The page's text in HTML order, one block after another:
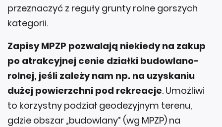
przeznaczyć z reguły grunty rolne gorszych
kategorii.
Zapisy MPZP pozwalają niekiedy na zakup
po atrakcyjnej cenie działki budowlano-
rolnej, jeśli zależy nam np. na uzyskaniu
dużej powierzchni pod rekreacje. Umożliwi
to korzystny podział geodezyjnym terenu,
gdzie obszar „budowlany” (wg MPZP) na